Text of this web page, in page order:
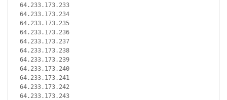
64.233.173.233
64.233.173.234
64.233.173.235
64.233.173.236
64.233.173.237
64.233.173.238
64.233.173.239
64.233.173.240
64.233.173.241
64.233.173.242
64.233.173.243